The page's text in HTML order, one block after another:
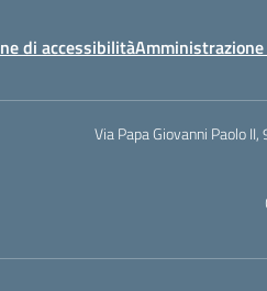
di accessibilità
Via Papa Giovanni Paolo